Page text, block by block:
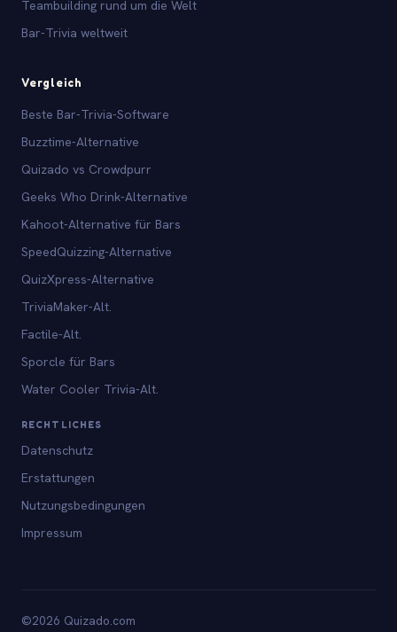
Teambuilding rund um die Welt
Bar-Trivia weltweit
Vergleich
Beste Bar-Trivia-Software
Buzztime-Alternative
Quizado vs Crowdpurr
Geeks Who Drink-Alternative
Kahoot-Alternative für Bars
SpeedQuizzing-Alternative
QuizXpress-Alternative
TriviaMaker-Alt.
Factile-Alt.
Sporcle für Bars
Water Cooler Trivia-Alt.
RECHTLICHES
Datenschutz
Erstattungen
Nutzungsbedingungen
Impressum
©2026 Quizado.com